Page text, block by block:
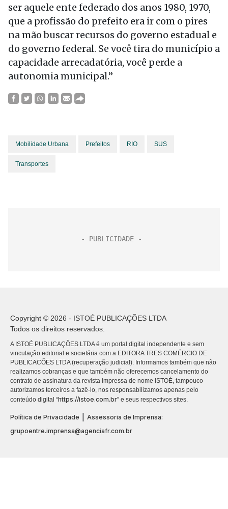
ser aquele ente federado dos anos 1980, 1970,
que a profissão do prefeito era ir com o pires
na mão buscar recursos do governo estadual e
do governo federal. Se você tira do município a
capacidade arrecadatória, você perde a
autonomia municipal.”
Mobilidade Urbana Prefeitos RIO SUS
Transportes
Copyright © 2026 - ISTOÉ PUBLICAÇÕES LTDA
Todos os direitos reservados.
A ISTOÉ PUBLICAÇÕES LTDA é um portal digital independente e sem
vinculação editorial e societária com a EDITORA TRES COMÉRCIO DE
PUBLICACÕES LTDA (recuperação judicial). Informamos também que não
realizamos cobranças e que também não oferecemos cancelamento do
contrato de assinatura da revista impressa de nome ISTOÉ, tampouco
autorizamos terceiros a fazê-lo, nos responsabilizamos apenas pelo
conteúdo digital “https://istoe.com.br” e seus respectivos sites.
Política de Privacidade
Assessoria de Imprensa:
grupoentre.imprensa@agenciafr.com.br